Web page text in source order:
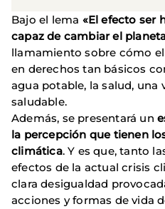
Bajo el lema «El efecto ser
capaz de cambiar el
llamamiento sobre cómo
en derechos tan básicos
agua potable, la salud,
saludable.
Además, se presentará un
la percepción que tienen
climática. Y es que, tanto
efectos de la actual crisis
clara desigualdad
acciones y formas de vida